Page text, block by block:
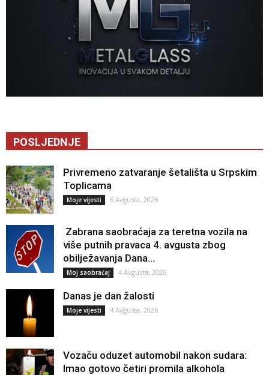
POSLJEDNJE
Privremeno zatvaranje šetališta u Srpskim
Toplicama
Moje vijesti 6 Avgusta, 2026
Zabrana saobraćaja za teretna vozila na
više putnih pravaca 4. avgusta zbog
obilježavanja Dana...
Moj saobraćaj 4 Avgusta, 2026
Danas je dan žalosti
Moje vijesti 4 Avgusta, 2026
Vozaču oduzet automobil nakon sudara:
Imao gotovo četiri promila alkohola